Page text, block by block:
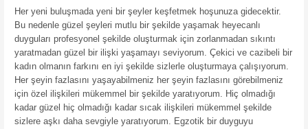
Her yeni buluşmada yeni bir şeyler keşfetmek hoşunuza gidecektir.
Bu nedenle güzel şeyleri mutlu bir şekilde yaşamak heyecanlı
duyguları profesyonel şekilde oluşturmak için zorlanmadan sıkıntı
yaratmadan güzel bir ilişki yaşamayı seviyorum. Çekici ve cazibeli bir
kadın olmanın farkını en iyi şekilde sizlerle oluşturmaya çalışıyorum.
Her şeyin fazlasını yaşayabilmeniz her şeyin fazlasını görebilmeniz
için özel ilişkileri mükemmel bir şekilde yaratıyorum. Hiç olmadığı
kadar güzel hiç olmadığı kadar sıcak ilişkileri mükemmel şekilde
sizlere aşkı daha sevgiyle yaratıyorum. Egzotik bir duyguyu